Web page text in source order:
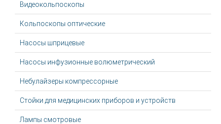
Видеокольпоскопы
Кольпоскопы оптические
Насосы шприцевые
Насосы инфузионные волюметрический
Небулайзеры компрессорные
Стойки для медицинских приборов и устройств
Лампы смотровые